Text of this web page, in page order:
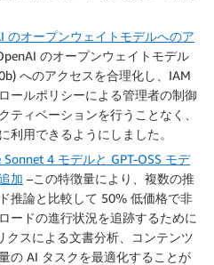
のオープンウェイトモデルへのア
のオープンウェイトモデル
へのアクセスを合理化し、IAM
ールポリシーによる管理者の制御
ティベーションを行うことなく、
利用できるようにしました。
4 モデルと GPT-OSS モデ
加 –この特徴量により、複数の推
推論と比較して 50% 低価格で非
ードの進行状況を追跡するために
クスによる文書分析、コンテンツ
の AI タスクを最適化することが